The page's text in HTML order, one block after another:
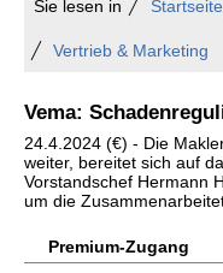
Sie lesen in Startseite
Vertrieb & Marketing
Vema:
24.4.2024 (€) - Die
weiter, bereitet sich auf
Vorstandschef Hermann
um die
Premium-Zugang